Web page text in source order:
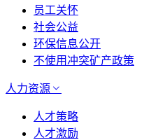
员工关怀
社会公益
环保信息公开
不使用冲突矿产政策
人力资源
人才策略
人才激励